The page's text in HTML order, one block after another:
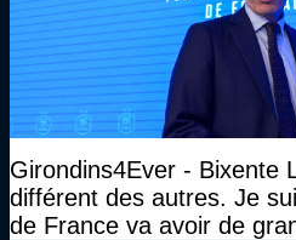
Girondins4Ever - Bixente
différent des autres. Je
de France va avoir de